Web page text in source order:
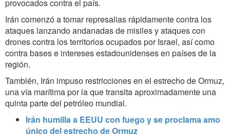
provocados contra el país.
Irán comenzó a tomar represalias rápidamente contra los
ataques lanzando andanadas de misiles y ataques con
drones contra los territorios ocupados por Israel, así como
contra bases e intereses estadounidenses en países de la
región.
También, Irán impuso restricciones en el estrecho de Ormuz,
una vía marítima por la que transita aproximadamente una
quinta parte del petróleo mundial.
Irán humilla a EEUU con fuego y se proclama amo
único del estrecho de Ormuz